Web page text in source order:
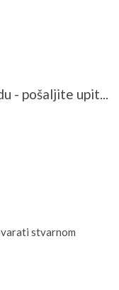
- pošaljite upit...
stvarnom